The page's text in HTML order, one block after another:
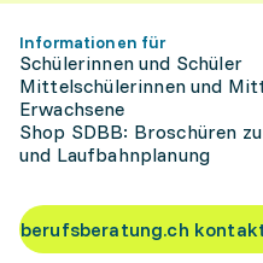
Informationen für
Schülerinnen und Schüler
Mittelschülerinnen und
Erwachsene
Shop SDBB: Broschüren
und Laufbahnplanung
berufsberatung.ch